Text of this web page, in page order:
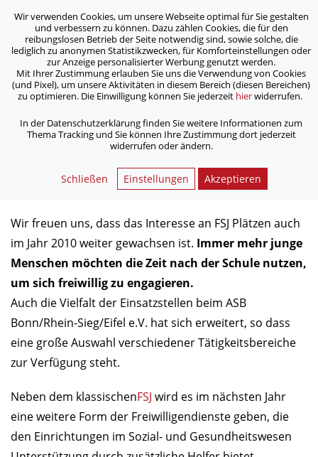
ASB Bonn/Rhein-Sieg/Eifel e.V.
bewegt Menschen
Home / Archiv /
Der Bundesfreiwilligendienst - Freiwillig aktiv beim ASB
Der Bundesfreiwilligendienst -
Freiwillig aktiv beim ASB
Wir freuen uns, dass das Interesse an FSJ Plätzen auch
im Jahr 2010 weiter gewachsen ist. Immer mehr junge
Menschen möchten die Zeit nach der Schule nutzen,
um sich freiwillig zu engagieren.
Auch die Vielfalt der Einsatzstellen beim ASB
Bonn/Rhein-Sieg/Eifel e.V. hat sich erweitert, so dass
eine große Auswahl verschiedener Tätigkeitsbereiche
zur Verfügung steht.
Neben dem klassischenFSJ wird es im nächsten Jahr
eine weitere Form der Freiwilligendienste geben, die
den Einrichtungen im Sozial- und Gesundheitswesen
Wir verwenden Cookies, um unsere Webseite optimal für Sie gestalten
und verbessern zu können. Dazu zählen Cookies, die für den
reibungslosen Betrieb der Seite notwendig sind, sowie solche, die
lediglich zu anonymen Statistikzwecken, für Komforteinstellungen oder
zur Anzeige personalisierter Werbung genutzt werden.
Mit Ihrer Zustimmung erlauben Sie uns die Verwendung von Cookies
(und Pixel), um unsere Aktivitäten in diesem Bereich (diesen Bereichen)
zu optimieren. Die Einwilligung können Sie jederzeit hierwiderrufen.
In der Datenschutzerklärung finden Sie weitere Informationen zum
Thema Tracking und Sie können Ihre Zustimmung dort jederzeit
widerrufen oder ändern.
Schließen Einstellungen Akzeptieren